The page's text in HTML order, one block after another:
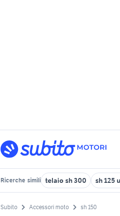
Ricerche simili telaio sh 300 sh 125
Subito Accessori moto sh 150